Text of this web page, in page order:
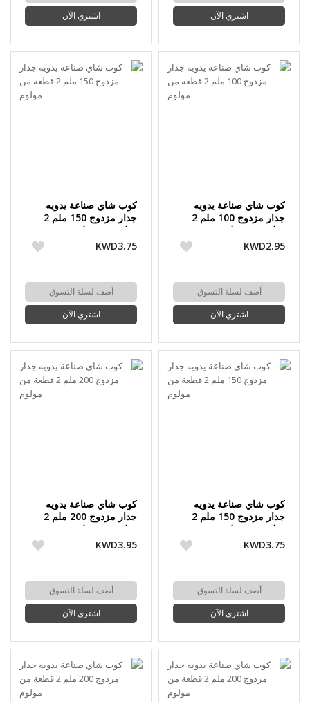
اشتري الآن اشتري الآن
كوب شاي صناعة يدويه
جدار مزدوج 100 ملم 2
قطعة من مولوم
KWD2.95
أضف لسلة التسوق
اشتري الآن
كوب شاي صناعة يدويه
جدار مزدوج 150 ملم 2
قطعة من مولوم
KWD3.75
أضف لسلة التسوق
اشتري الآن
كوب شاي صناعة يدويه
جدار مزدوج 150 ملم 2
قطعة من مولوم
KWD3.75
أضف لسلة التسوق
اشتري الآن
كوب شاي صناعة يدويه
جدار مزدوج 200 ملم 2
قطعة من مولوم
KWD3.95
أضف لسلة التسوق
اشتري الآن